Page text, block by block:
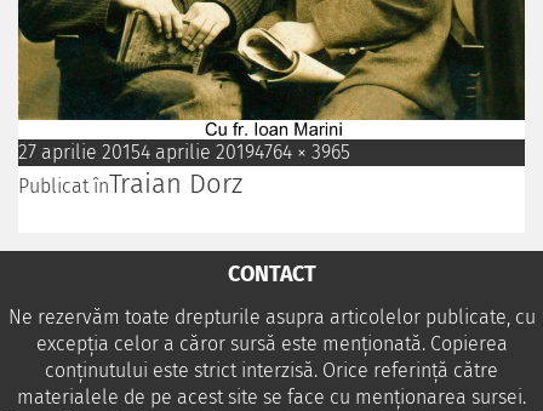
27 aprilie 20154 aprilie 20194764 × 3965
Publicat înTraian Dorz
CONTACT
Ne rezervăm toate drepturile asupra articolelor publicate, cu
excepția celor a căror sursă este menționată. Copierea
conținutului este strict interzisă. Orice referință către
materialele de pe acest site se face cu menționarea sursei.